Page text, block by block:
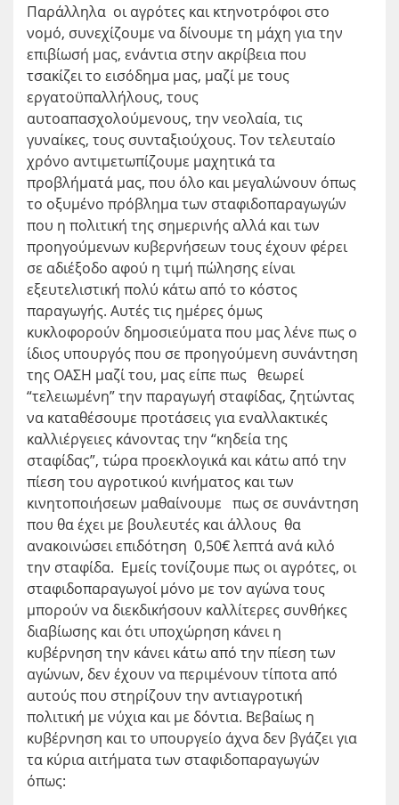
Παράλληλα οι αγρότες και κτηνοτρόφοι στο
νομό, συνεχίζουμε να δίνουμε τη μάχη για την
επιβίωσή μας, ενάντια στην ακρίβεια που
τσακίζει το εισόδημα μας, μαζί με τους
εργατοϋπαλλήλους, τους
αυτοαπασχολούμενους, την νεολαία, τις
γυναίκες, τους συνταξιούχους. Τον τελευταίο
χρόνο αντιμετωπίζουμε μαχητικά τα
προβλήματά μας, που όλο και μεγαλώνουν όπως
το οξυμένο πρόβλημα των σταφιδοπαραγωγών
που η πολιτική της σημερινής αλλά και των
προηγούμενων κυβερνήσεων τους έχουν φέρει
σε αδιέξοδο αφού η τιμή πώλησης είναι
εξευτελιστική πολύ κάτω από το κόστος
παραγωγής. Αυτές τις ημέρες όμως
κυκλοφορούν δημοσιεύματα που μας λένε πως ο
ίδιος υπουργός που σε προηγούμενη συνάντηση
της ΟΑΣΗ μαζί του, μας είπε πως θεωρεί
“τελειωμένη” την παραγωγή σταφίδας, ζητώντας
να καταθέσουμε προτάσεις για εναλλακτικές
καλλιέργειες κάνοντας την “κηδεία της
σταφίδας”, τώρα προεκλογικά και κάτω από την
πίεση του αγροτικού κινήματος και των
κινητοποιήσεων μαθαίνουμε πως σε συνάντηση
που θα έχει με βουλευτές και άλλους θα
ανακοινώσει επιδότηση 0,50€ λεπτά ανά κιλό
την σταφίδα. Εμείς τονίζουμε πως οι αγρότες, οι
σταφιδοπαραγωγοί μόνο με τον αγώνα τους
μπορούν να διεκδικήσουν καλλίτερες συνθήκες
διαβίωσης και ότι υποχώρηση κάνει η
κυβέρνηση την κάνει κάτω από την πίεση των
αγώνων, δεν έχουν να περιμένουν τίποτα από
αυτούς που στηρίζουν την αντιαγροτική
πολιτική με νύχια και με δόντια. Βεβαίως η
κυβέρνηση και το υπουργείο άχνα δεν βγάζει για
τα κύρια αιτήματα των σταφιδοπαραγωγών
όπως: